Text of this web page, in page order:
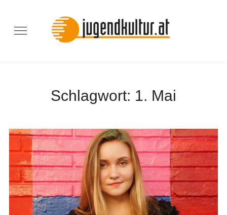
Schlagwort: 1. Mai